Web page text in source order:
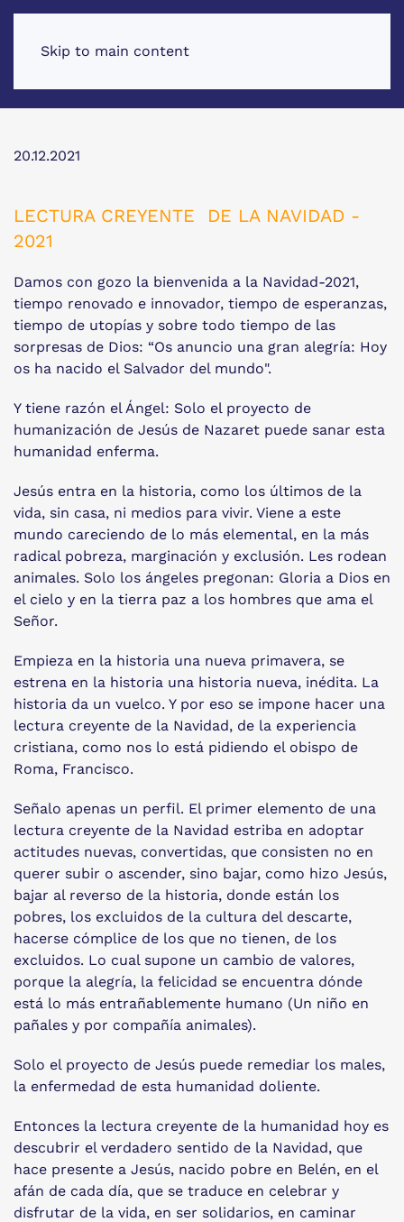
Skip to main content
20.12.2021
LECTURA CREYENTE DE LA NAVIDAD -
2021
Damos con gozo la bienvenida a la Navidad-2021,
tiempo renovado e innovador, tiempo de esperanzas,
tiempo de utopías y sobre todo tiempo de las
sorpresas de Dios: “Os anuncio una gran alegría: Hoy
os ha nacido el Salvador del mundo".
Y tiene razón el Ángel: Solo el proyecto de
humanización de Jesús de Nazaret puede sanar esta
humanidad enferma.
Jesús entra en la historia, como los últimos de la
vida, sin casa, ni medios para vivir. Viene a este
mundo careciendo de lo más elemental, en la más
radical pobreza, marginación y exclusión. Les rodean
animales. Solo los ángeles pregonan: Gloria a Dios en
el cielo y en la tierra paz a los hombres que ama el
Señor.
Empieza en la historia una nueva primavera, se
estrena en la historia una historia nueva, inédita. La
historia da un vuelco. Y por eso se impone hacer una
lectura creyente de la Navidad, de la experiencia
cristiana, como nos lo está pidiendo el obispo de
Roma, Francisco.
Señalo apenas un perfil. El primer elemento de una
lectura creyente de la Navidad estriba en adoptar
actitudes nuevas, convertidas, que consisten no en
querer subir o ascender, sino bajar, como hizo Jesús,
bajar al reverso de la historia, donde están los
pobres, los excluidos de la cultura del descarte,
hacerse cómplice de los que no tienen, de los
excluidos. Lo cual supone un cambio de valores,
porque la alegría, la felicidad se encuentra dónde
está lo más entrañablemente humano (Un niño en
pañales y por compañía animales).
Solo el proyecto de Jesús puede remediar los males,
la enfermedad de esta humanidad doliente.
Entonces la lectura creyente de la humanidad hoy es
descubrir el verdadero sentido de la Navidad, que
hace presente a Jesús, nacido pobre en Belén, en el
afán de cada día, que se traduce en celebrar y
disfrutar de la vida, en ser solidarios, en caminar